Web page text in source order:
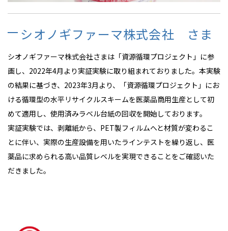
シオノギファーマ株式会社 さま
シオノギファーマ株式会社さまは「資源循環プロジェクト」に参
画し、2022年4月より実証実験に取り組まれておりました。本実験
の結果に基づき、2023年3月より、「資源循環プロジェクト」にお
ける循環型の水平リサイクルスキームを医薬品商用生産として初
めて適用し、使用済みラベル台紙の回収を開始しております。
実証実験では、剥離紙から、PET製フィルムへと材質が変わるこ
とに伴い、実際の生産設備を用いたラインテストを繰り返し、医
薬品に求められる高い品質レベルを実現できることをご確認いた
だきました。